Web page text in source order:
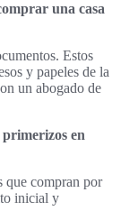
una casa
Estos
y papeles de la
un abogado de
en
que compran por
inicial y